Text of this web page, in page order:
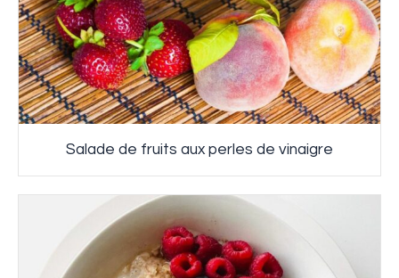
Salade de fruits aux perles de vinaigre